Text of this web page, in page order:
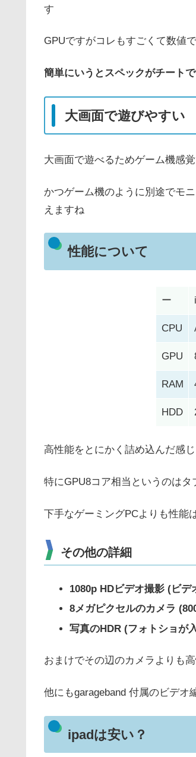
す
GPUですがコレもすごくて数値
簡単にいうとスペックがチート
大画面で遊びやすい
大画面で遊べるためゲーム機感
かつゲーム機のように別途でモ
えますね
性能について
ー
CPU
GPU
RAM
HDD
高性能をとにかく詰め込んだ感
特にGPU8コア相当というのは
下手なゲーミングPCよりも性能
その他の詳細
1080p HDビデオ撮影 (ビデ
8メガピクセルのカメラ
写真のHDR (フォトショが
おまけでその辺のカメラよりも
他にもgarageband 付属のビデ
ipadは安い？